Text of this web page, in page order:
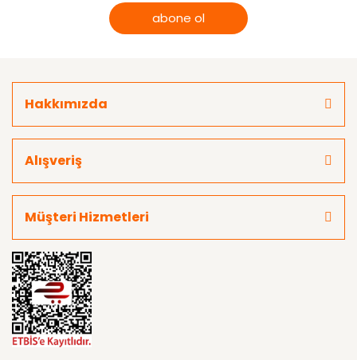
abone ol
Hakkımızda
Alışveriş
Müşteri Hizmetleri